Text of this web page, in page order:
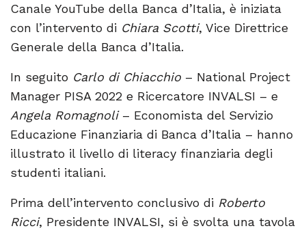
Canale YouTube della Banca d’Italia, è iniziata
con l’intervento di Chiara Scotti, Vice Direttrice
Generale della Banca d’Italia.
In seguito Carlo di Chiacchio – National Project
Manager PISA 2022 e Ricercatore INVALSI – e
Angela Romagnoli– Economista del Servizio
Educazione Finanziaria di Banca d’Italia – hanno
illustrato il livello di literacy finanziaria degli
studenti italiani.
Prima dell’intervento conclusivo di Roberto
Ricci, Presidente INVALSI, si è svolta una tavola